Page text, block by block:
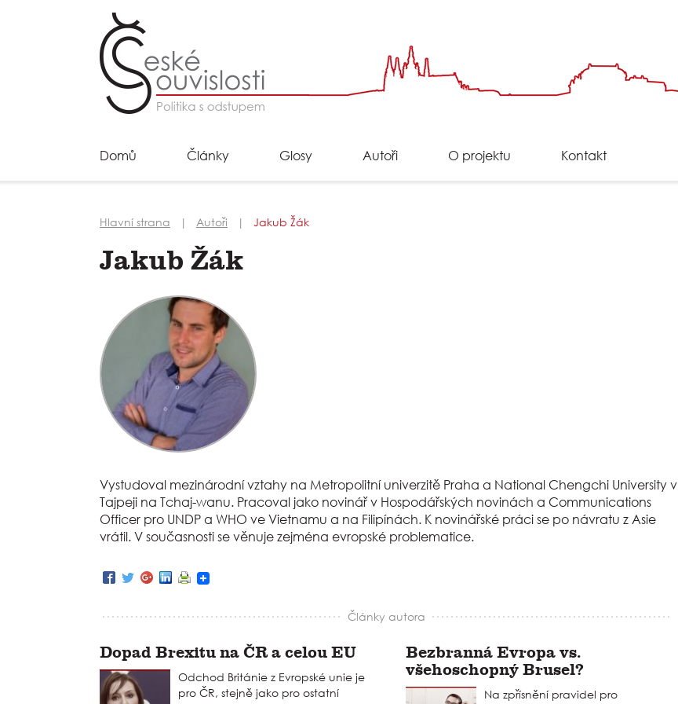
Domů Články Glosy Autoři O projektu Kontakt
Hlavní strana Autoři Jakub Žák
Jakub Žák
Vystudoval mezinárodní vztahy na Metropolitní univerzitě Praha a National Chengchi University v
Tajpeji na Tchaj-wanu. Pracoval jako novinář v Hospodářských novinách a Communications
Officer pro UNDP a WHO ve Vietnamu a na Filipínách. K novinářské práci se po návratu z Asie
vrátil. V současnosti se věnuje zejména evropské problematice.
Články autora
Dopad Brexitu na ČR a celou EU
Odchod Británie z Evropské unie je
pro ČR, stejně jako pro ostatní
Bezbranná Evropa vs.
všehoschopný Brusel?
Na zpřísnění pravidel pro